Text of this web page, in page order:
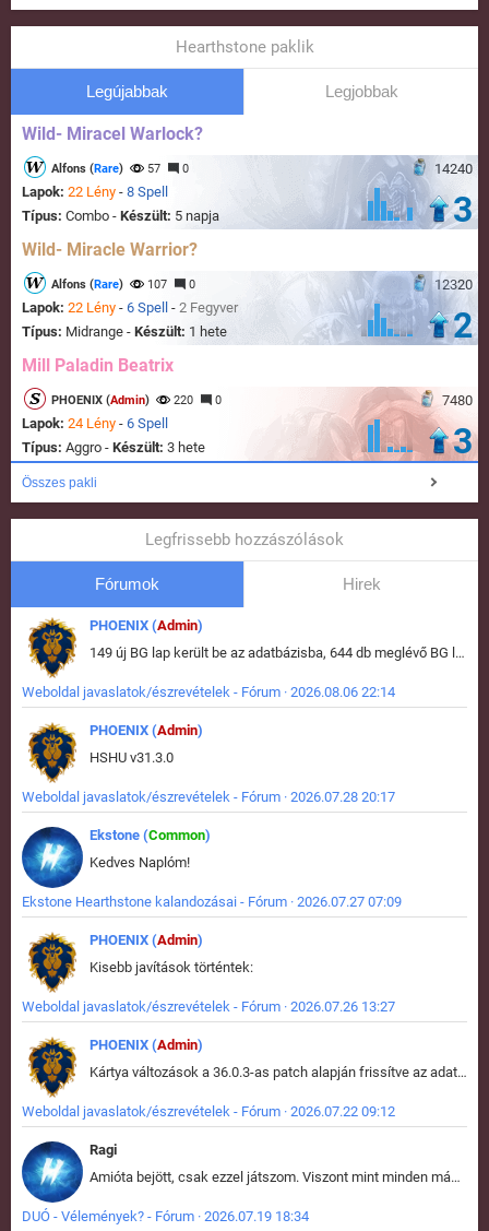
Hearthstone paklik
Legújabbak Legjobbak
Wild- Miracel Warlock?
14240
Alfons (Rare) 57 0
Lapok: 22 Lény - 8 Spell
Típus: Combo - Készült: 5 napja 3
Wild- Miracle Warrior?
12320
Alfons (Rare) 107 0
Lapok: 22 Lény - 6 Spell - 2 Fegyver
Típus: Midrange - Készült: 1 hete 2
Mill Paladin Beatrix
7480
PHOENIX (Admin) 220 0
Lapok: 24 Lény - 6 Spell
Típus: Aggro - Készült: 3 hete 3
Összes pakli
Legfrissebb hozzászólások
Fórumok Hirek
PHOENIX (Admin)
149 új BG lap került be az adatbázisba, 644 db meglévő BG lap módosult, bekerültek az új képek a megváltozott lapokhoz is.
Weboldal javaslatok/észrevételek - Fórum · 2026.08.06 22:14
PHOENIX (Admin)
HSHU v31.3.0
Weboldal javaslatok/észrevételek - Fórum · 2026.07.28 20:17
Ekstone (Common)
Kedves Naplóm!
Ekstone Hearthstone kalandozásai - Fórum · 2026.07.27 07:09
PHOENIX (Admin)
Kisebb javítások történtek:
Weboldal javaslatok/észrevételek - Fórum · 2026.07.26 13:27
PHOENIX (Admin)
Kártya változások a 36.0.3-as patch alapján frissítve az adatbázisban (képek is cserélve).
Weboldal javaslatok/észrevételek - Fórum · 2026.07.22 09:12
Ragi
Amióta bejött, csak ezzel játszom. Viszont mint minden más - akár az alapjáték is, ez is baromira összetett lett. Néha már pár kör után is esélytelen az egész. Vagy irreállisan túltápol valaki, vagy lelép a partner, vagy csak hülye mint a segg. És amikor eljönne az én időm, na akkor jön el mindenki másé is. Engem jobban érdekelne, hogy ki milyen ratingen szokott játszani. Na ez lenne egy érdekes adat.
DUÓ - Vélemények? - Fórum · 2026.07.19 18:34